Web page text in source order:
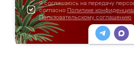
Я соглашаюсь на передачу
согласно Политике
Пользовательскому соглашению